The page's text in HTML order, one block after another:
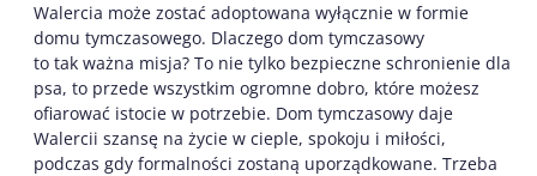
Walercia może zostać adoptowana wyłącznie w formie
domu tymczasowego. Dlaczego dom tymczasowy
to tak ważna misja? To nie tylko bezpieczne schronienie dla
psa, to przede wszystkim ogromne dobro, które możesz
ofiarować istocie w potrzebie. Dom tymczasowy daje
Walercii szansę na życie w cieple, spokoju i miłości,
podczas gdy formalności zostaną uporządkowane. Trzeba